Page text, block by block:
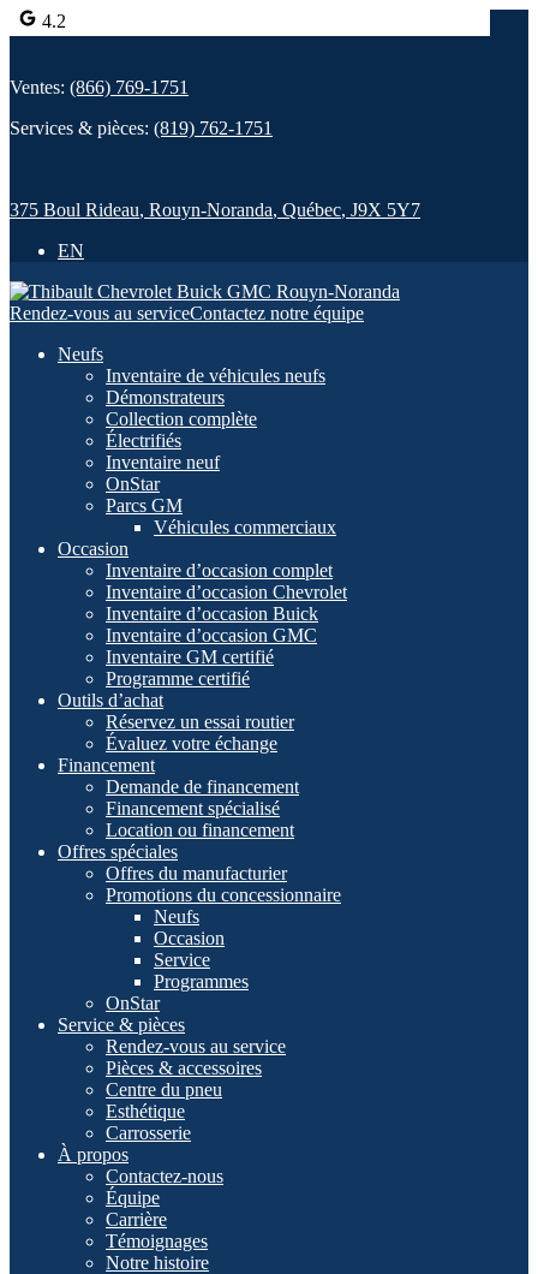
4.2
Ventes: (866) 769-1751
Services & pièces: (819) 762-1751
375 Boul Rideau, Rouyn-Noranda, Québec, J9X 5Y7
EN
Rendez-vous au serviceContactez notre équipe
Neufs
Inventaire de véhicules neufs
Démonstrateurs
Collection complète
Électrifiés
Inventaire neuf
OnStar
Parcs GM
Véhicules commerciaux
Occasion
Inventaire d’occasion complet
Inventaire d’occasion Chevrolet
Inventaire d’occasion Buick
Inventaire d’occasion GMC
Inventaire GM certifié
Programme certifié
Outils d’achat
Réservez un essai routier
Évaluez votre échange
Financement
Demande de financement
Financement spécialisé
Location ou financement
Offres spéciales
Offres du manufacturier
Promotions du concessionnaire
Neufs
Occasion
Service
Programmes
OnStar
Service & pièces
Rendez-vous au service
Pièces & accessoires
Centre du pneu
Esthétique
Carrosserie
À propos
Contactez-nous
Équipe
Carrière
Témoignages
Notre histoire